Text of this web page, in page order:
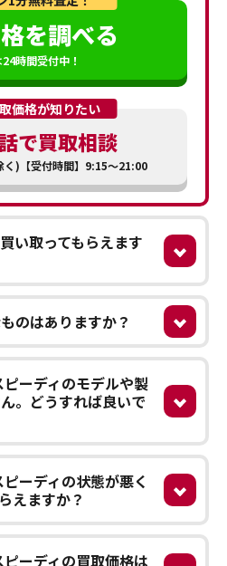
を調べる
時間受付中！
価格が知りたい
で買取相談
く)【受付時間】9:15～21:00
い取ってもらえます
のはありますか？
ーディのモデルや製
。どうすれば良いで
ーディの状態が悪く
えますか？
ーディの買取価格は